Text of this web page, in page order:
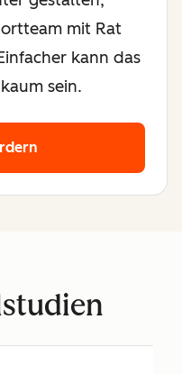
mit Rat
kann das
sein.